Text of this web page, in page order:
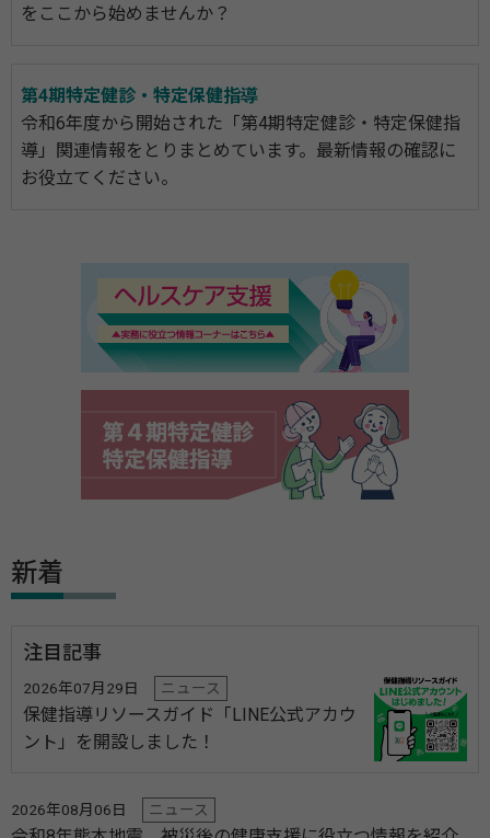
をここから始めませんか？
第4期特定健診・特定保健指導
令和6年度から開始された「第4期特定健診・特定保健指
導」関連情報をとりまとめています。最新情報の確認に
お役立てください。
新着
注目記事
2026年07月29日 ニュース
保健指導リソースガイド「LINE公式アカウ
ント」を開設しました！
2026年08月06日 ニュース